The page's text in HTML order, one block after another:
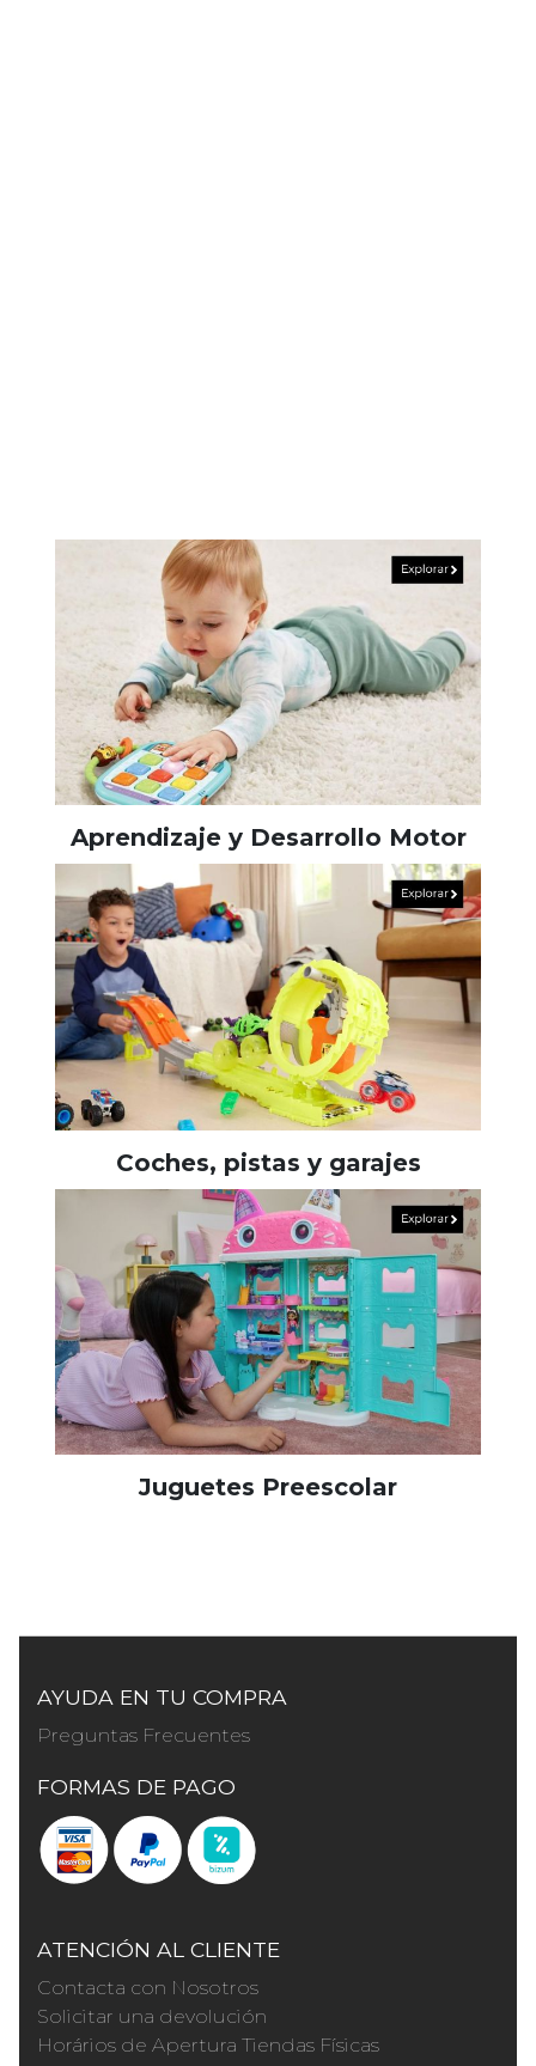
Aprendizaje y Desarrollo Motor
Coches, pistas y garajes
Juguetes Preescolar
AYUDA EN TU COMPRA
Preguntas Frecuentes
FORMAS DE PAGO
ATENCIÓN AL CLIENTE
Contacta con Nosotros
Solicitar una devolución
Horários de Apertura Tiendas Físicas